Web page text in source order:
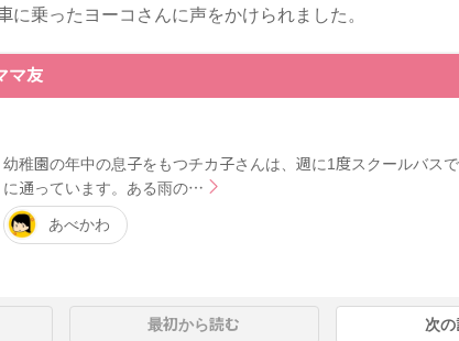
に乗ったヨーコさんに声をかけられました。
マ友
幼稚園の年中の息子をもつチカ子さんは、週に1度スクールバス
に通っています。ある雨の…
あべかわ
最初から読む 次の